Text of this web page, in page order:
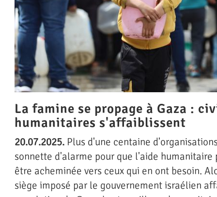
La famine se propage à Gaza :
humanitaires s'affaiblissent
20.07.2025. Plus d'une centaine
sonnette d'alarme pour que l'aide humanitaire
être acheminée vers ceux qui en ont besoin.
siège imposé par le gouvernement israélien